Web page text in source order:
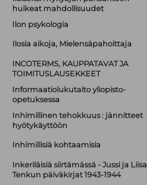
huikeat mahdollisuudet
Ilon psykologia
Ilosia aikoja, Mielensäpahoittaja
INCOTERMS, KAUPPATAVAT JA
TOIMITUSLAUSEKKEET
Informaatiolukutaito yliopisto-
opetuksessa
Inhimillinen tehokkuus : jännitteet
hyötykäyttöön
Inhimillisiä kohtaamisia
Inkeriläisiä siirtämässä - Jussi ja Liisa
Tenkun päiväkirjat 1943-1944